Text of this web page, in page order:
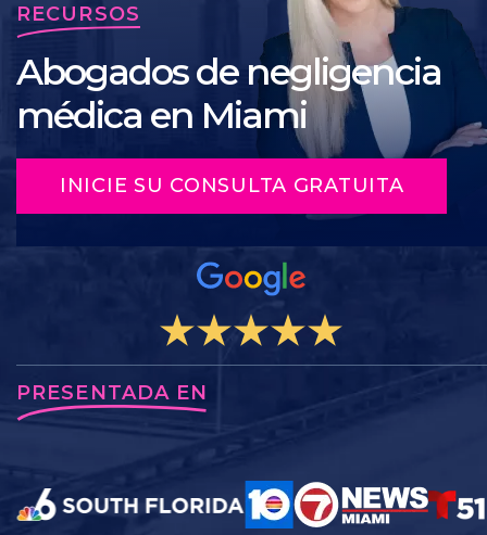
RECURSOS
Abogados de negligencia
médica en Miami
INICIE SU CONSULTA GRATUITA
PRESENTADA EN